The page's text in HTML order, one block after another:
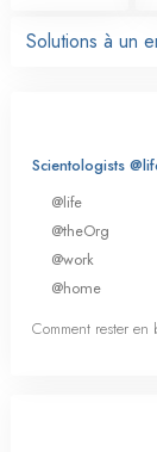
Solutions à un
Scientologists
@life
@theOrg
@work
@home
Comment rester en